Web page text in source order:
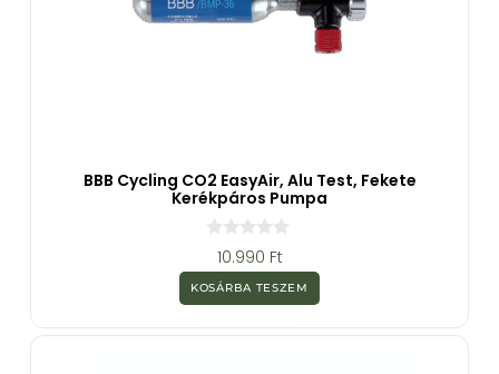
BBB Cycling CO2 EasyAir, Alu Test, Fekete
Kerékpáros Pumpa
z
5
b
10.990 Ft
KOSÁRBA TESZEM